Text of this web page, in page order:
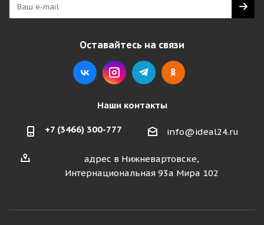
Оставайтесь на связи
Наши контакты
+7 (3466) 300-777 info@ideal24.ru
адрес в Нижневартовске,
Интернациональная 93а Мира 102